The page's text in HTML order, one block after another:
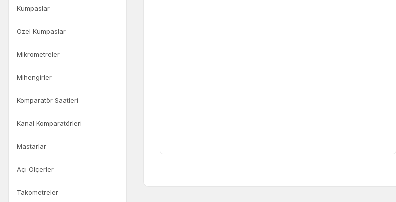
Kumpaslar
Özel Kumpaslar
Mikrometreler
Mihengirler
Komparatör Saatleri
Kanal Komparatörleri
Mastarlar
Açı Ölçerler
Takometreler